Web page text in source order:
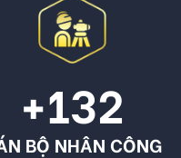
+132
BỘ NHÂN CÔNG